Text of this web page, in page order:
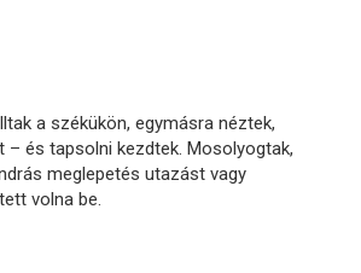
a székükön, egymásra néztek,
– és tapsolni kezdtek. Mosolyogtak,
meglepetés utazást vagy
volna be.